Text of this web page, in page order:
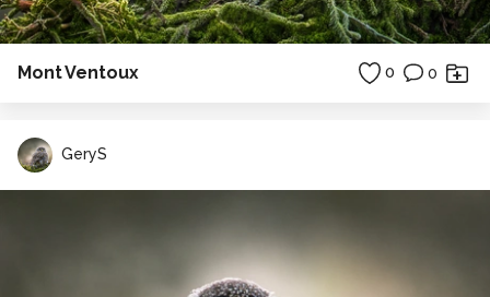
Mont Ventoux 0 0
GeryS